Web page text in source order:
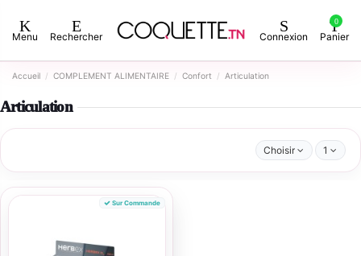
Menu Rechercher Connexion
0
Panier
Accueil COMPLEMENT ALIMENTAIRE Confort Articulation
Articulation
Choisir 1
Sur Commande